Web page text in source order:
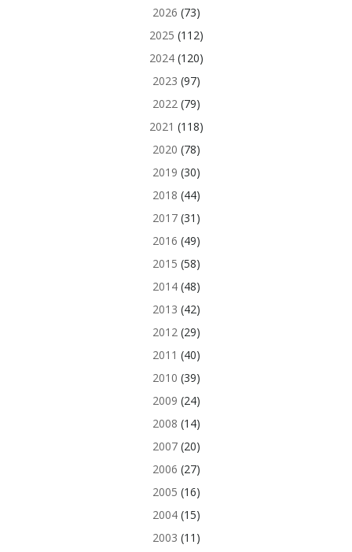
2026 (73)
2025 (112)
2024(120)
2023 (97)
2022(79)
2021 (118)
2020 (78)
2019 (30)
2018 (44)
2017(31)
2016 (49)
2015 (58)
2014(48)
2013 (42)
2012(29)
2011 (40)
2010 (39)
2009 (24)
2008 (14)
2007(20)
2006 (27)
2005 (16)
2004(15)
2003 (11)